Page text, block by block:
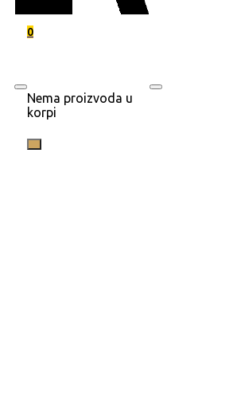
0
Nema proizvoda u
korpi